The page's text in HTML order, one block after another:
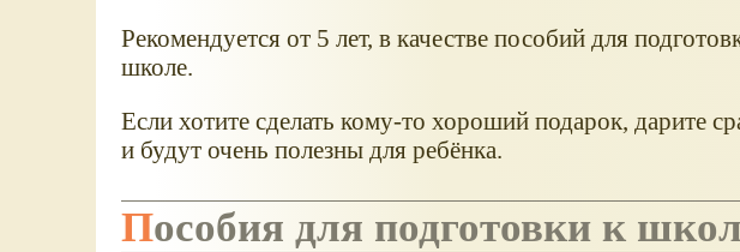
Рекомендуется от 5 лет, в качестве пособий для
школе.
Если хотите сделать кому-то хороший подарок, дарите
и будут очень полезны для ребёнка.
Пособия для подготовки к